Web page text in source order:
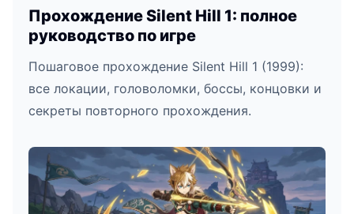
Прохождение Silent Hill 1: полное
руководство по игре
Пошаговое прохождение Silent Hill 1 (1999):
все локации, головоломки, боссы, концовки и
секреты повторного прохождения.